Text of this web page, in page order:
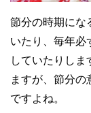
節分の時期にな
いたり、毎年必
していたりしま
ますが、節分
ですよね。